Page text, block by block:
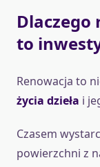
Dlaczego
to
Renowacja to
życia dzieła i
Czasem
powierzchni z